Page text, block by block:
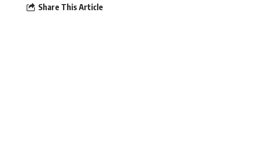
Share This Article